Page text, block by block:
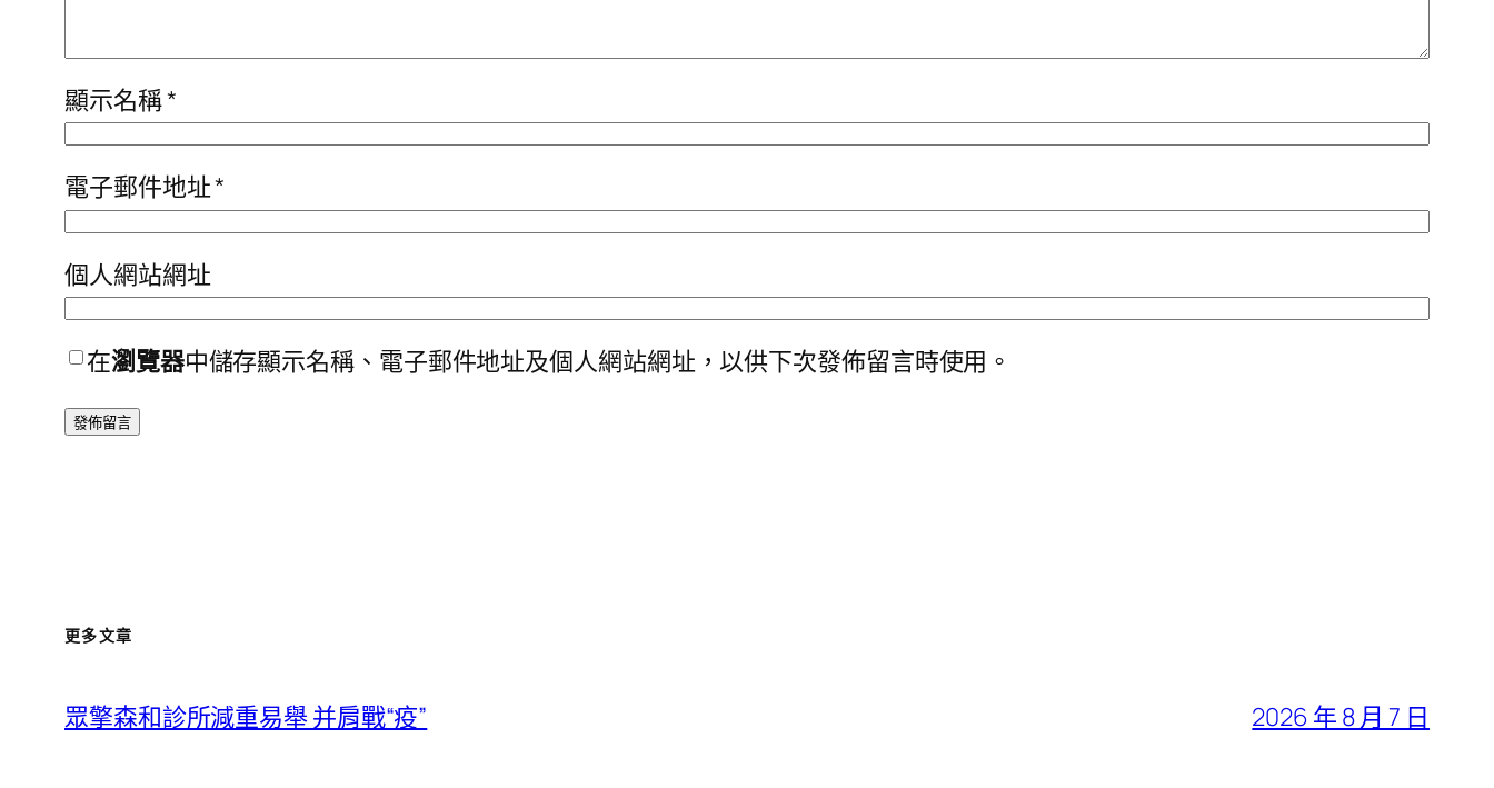
顯示名稱*
電子郵件地址*
個人網站網址
在瀏覽器中儲存顯示名稱、電子郵件地址及個人網站網址，以供下次發佈留言時使用。
更多文章
眾擎森和診所減重易舉 并肩戰“疫” 2026 年 8 月 7 日